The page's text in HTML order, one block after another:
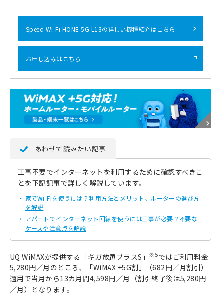
Speed Wi-Fi HOME 5G L13の詳しい機種紹介はこちら
お申し込みはこちら
あわせて読みたい記事
工事不要でインターネットを利用するために確認すべきこ
とを下記記事で詳しく解説しています。
家でWi-Fiを使うには？利用方法とメリット、ルーターの選び方
を解説
アパートでインターネット回線を使うには工事が必要？不要な
ケースや注意点を解説
UQ WiMAXが提供する「ギガ放題プラスS」 ※5ではご利用料金
5,280円／月のところ、「WiMAX +5G割」（682円／月割引）
適用で当月から13カ月間4,598円／月（割引終了後は5,280円
／月）となります。